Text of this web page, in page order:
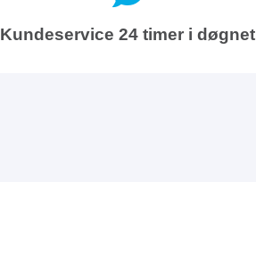
Kundeservice 24 timer i døgnet